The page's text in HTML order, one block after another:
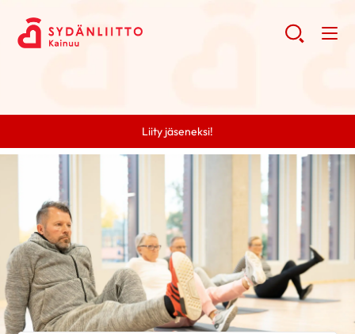
Liity jäseneksi!